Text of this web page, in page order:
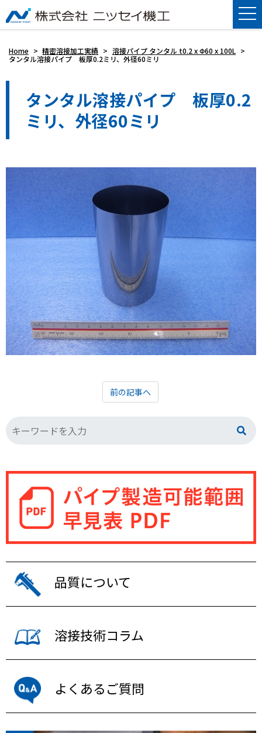
Home > 精密溶接加工実績 > 溶接パイプ タンタル t0.2 x Φ60 x 100L >
タンタル溶接パイプ 板厚0.2ミリ、外径60ミリ
タンタル溶接パイプ 板厚0.2
ミリ、外径60ミリ
前の記事へ
品質について
溶接技術コラム
よくあるご質問